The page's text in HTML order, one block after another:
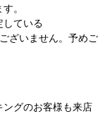
。
ている
ざいません。予めご
ングのお客様も来店